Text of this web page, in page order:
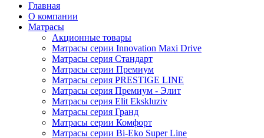
Главная
О компании
Матрасы
Акционные товары
Матрасы серии Innovation Maxi Drive
Матрасы серия Стандарт
Матрасы серии Премиум
Матрасы серия PRESTIGE LINE
Матрасы серия Премиум - Элит
Матрасы серия Elit Ekskluziv
Матрасы серия Гранд
Матрасы серии Комфорт
Матрасы серии Bi-Eko Super Line